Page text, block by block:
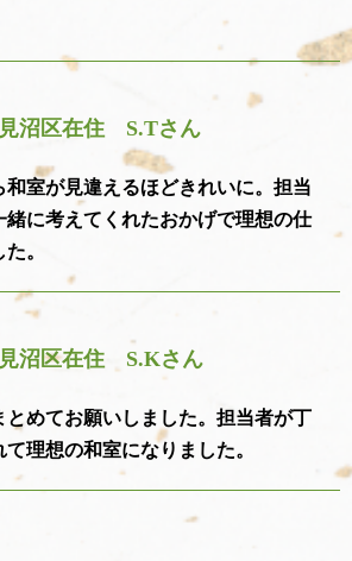
沼区在住 S.Tさん
和室が見違えるほどきれいに。担当
緒に考えてくれたおかげで理想の仕
。
沼区在住 S.Kさん
とめてお願いしました。担当者が丁
理想の和室になりました。